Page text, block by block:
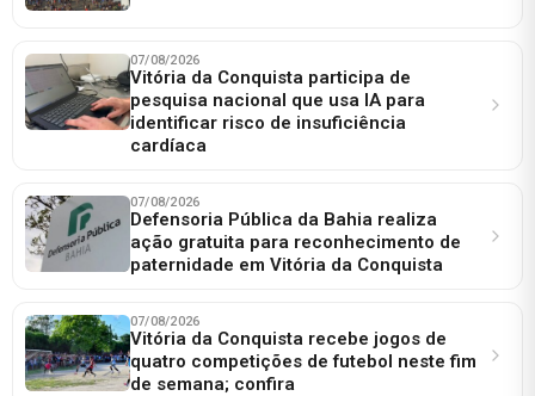
07/08/2026
Vitória da Conquista participa de
pesquisa nacional que usa IA para
identificar risco de insuficiência
cardíaca
07/08/2026
Defensoria Pública da Bahia realiza
ação gratuita para reconhecimento de
paternidade em Vitória da Conquista
07/08/2026
Vitória da Conquista recebe jogos de
quatro competições de futebol neste fim
de semana; confira